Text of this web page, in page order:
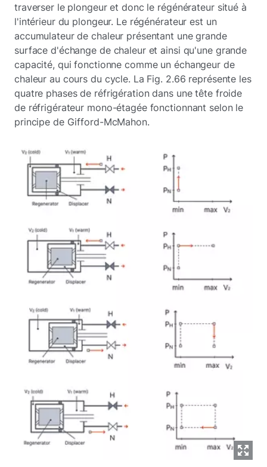
traverser le plongeur et donc le régénérateur situé à
l'intérieur du plongeur. Le régénérateur est un
accumulateur de chaleur présentant une grande
surface d'échange de chaleur et ainsi qu'une grande
capacité, qui fonctionne comme un échangeur de
chaleur au cours du cycle. La Fig. 2.66 représente les
quatre phases de réfrigération dans une tête froide
de réfrigérateur mono-étagée fonctionnant selon le
principe de Gifford-McMahon.